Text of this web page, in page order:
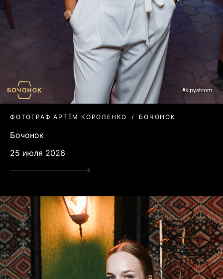
ФОТОГРАФ АРТЁМ КОРОЛЕНКО БОЧОНОК
Бочонок
25 июля 2026